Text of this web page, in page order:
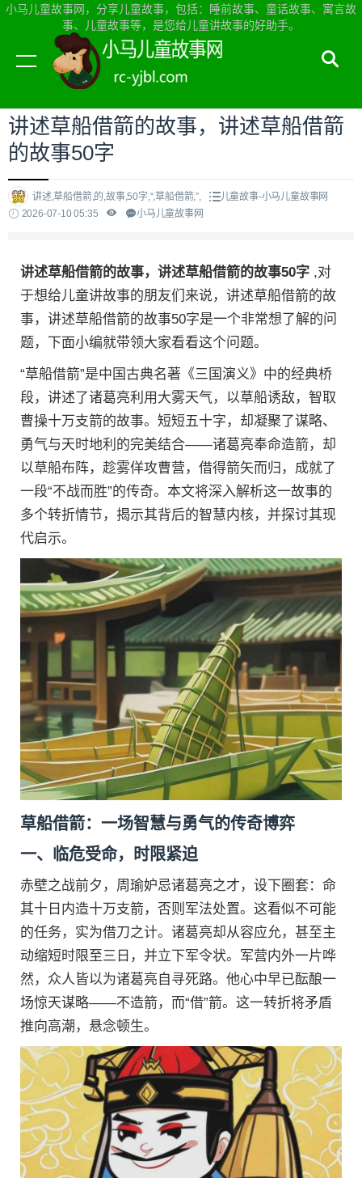
小马儿童故事网，分享儿童故事，包括：睡前故事、童话故事、寓言故
事、儿童故事等，是您给儿童讲故事的好助手。
当前位置：小马儿童故事网首页>儿童故事
讲述草船借箭的故事，讲述草船借箭
的故事50字
讲述,草船借箭,的,故事,50字,“,草船借箭,”,
儿童故事-小马儿童故事网
2026-07-10 05:35
小马儿童故事网
讲述草船借箭的故事，讲述草船借箭的故事50字 ,对
于想给儿童讲故事的朋友们来说，讲述草船借箭的故
事，讲述草船借箭的故事50字是一个非常想了解的问
题，下面小编就带领大家看看这个问题。
“草船借箭”是中国古典名著《三国演义》中的经典桥
段，讲述了诸葛亮利用大雾天气，以草船诱敌，智取
曹操十万支箭的故事。短短五十字，却凝聚了谋略、
勇气与天时地利的完美结合——诸葛亮奉命造箭，却
以草船布阵，趁雾佯攻曹营，借得箭矢而归，成就了
一段“不战而胜”的传奇。本文将深入解析这一故事的
多个转折情节，揭示其背后的智慧内核，并探讨其现
代启示。
草船借箭：一场智慧与勇气的传奇博弈
一、临危受命，时限紧迫
赤壁之战前夕，周瑜妒忌诸葛亮之才，设下圈套：命
其十日内造十万支箭，否则军法处置。这看似不可能
的任务，实为借刀之计。诸葛亮却从容应允，甚至主
动缩短时限至三日，并立下军令状。军营内外一片哗
然，众人皆以为诸葛亮自寻死路。他心中早已酝酿一
场惊天谋略——不造箭，而“借”箭。这一转折将矛盾
推向高潮，悬念顿生。